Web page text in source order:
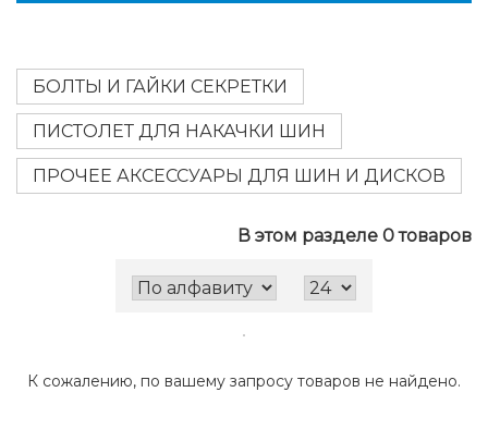
БОЛТЫ И ГАЙКИ СЕКРЕТКИ
ПИСТОЛЕТ ДЛЯ НАКАЧКИ ШИН
ПРОЧЕЕ АКСЕССУАРЫ ДЛЯ ШИН И ДИСКОВ
В этом разделе 0 товаров
К сожалению, по вашему запросу товаров не найдено.